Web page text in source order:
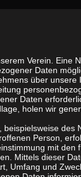
„Neu-
Reihe von
Verwendung von
Verein. Eine
Daten
über unsere
Daten
holen wir
des
Person,
mit den
Mittels dieser
Umfang und